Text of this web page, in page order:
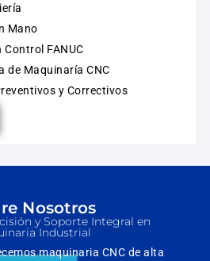
Mano
FANUC
de Maquinaría CNC
y Correctivos
Nosotros
y Soporte Integral en
Industrial
maquinaria CNC de alta